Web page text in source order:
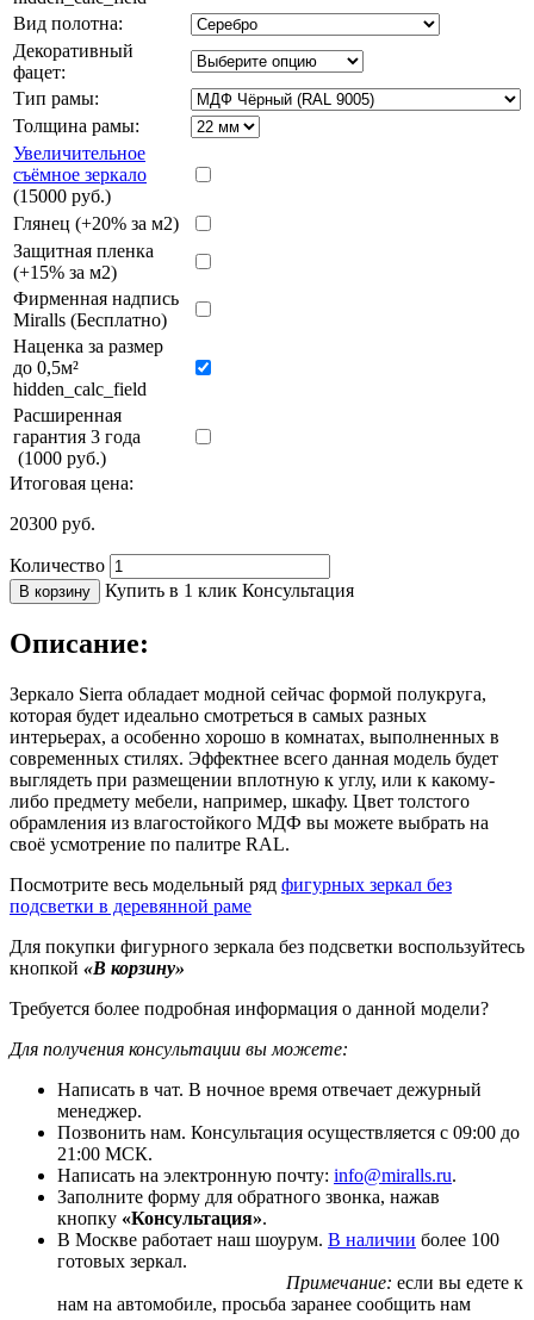
Вид полотна:
Декоративный
фацет:
Тип рамы:
Толщина рамы:
Увеличительное
съёмное зеркало
(15000 руб.)
Глянец (+20% за м2)
Защитная пленка
(+15% за м2)
Фирменная надпись
Miralls (Бесплатно)
Наценка за размер
до 0,5м²
hidden_calc_field
Расширенная
гарантия 3 года
(1000 руб.)
Итоговая цена:
20300 руб.
Количество
В корзину Купить в 1 клик Консультация
Описание:
Зеркало Sierra обладает модной сейчас формой полукруга,
которая будет идеально смотреться в самых разных
интерьерах, а особенно хорошо в комнатах, выполненных в
современных стилях. Эффектнее всего данная модель будет
выглядеть при размещении вплотную к углу, или к какому-
либо предмету мебели, например, шкафу. Цвет толстого
обрамления из влагостойкого МДФ вы можете выбрать на
своё усмотрение по палитре RAL.
Посмотрите весь модельный ряд фигурных зеркал без
подсветки в деревянной раме
Для покупки фигурного зеркала без подсветки воспользуйтесь
кнопкой «В корзину»
Требуется более подробная информация о данной модели?
Для получения консультации вы можете:
Написать в чат. В ночное время отвечает дежурный
менеджер.
Позвонить нам. Консультация осуществляется с 09:00 до
21:00 МСК.
Написать на электронную почту: info@miralls.ru.
Заполните форму для обратного звонка, нажав
кнопку «Консультация».
В Москве работает наш шоурум. В наличии более 100
готовых зеркал.
Примечание: если вы едете к
нам на автомобиле, просьба заранее сообщить нам